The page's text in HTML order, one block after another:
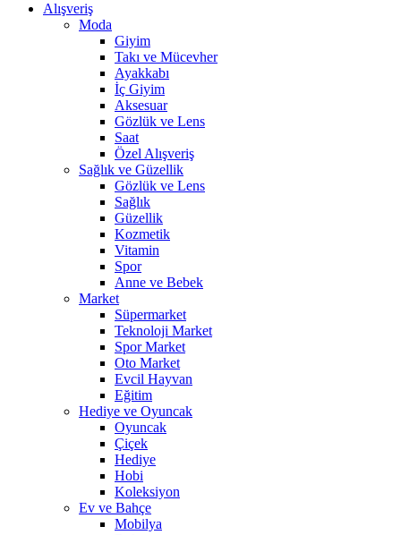
Alışveriş
Moda
Giyim
Takı ve Mücevher
Ayakkabı
İç Giyim
Aksesuar
Gözlük ve Lens
Saat
Özel Alışveriş
Sağlık ve Güzellik
Gözlük ve Lens
Sağlık
Güzellik
Kozmetik
Vitamin
Spor
Anne ve Bebek
Market
Süpermarket
Teknoloji Market
Spor Market
Oto Market
Evcil Hayvan
Eğitim
Hediye ve Oyuncak
Oyuncak
Çiçek
Hediye
Hobi
Koleksiyon
Ev ve Bahçe
Mobilya